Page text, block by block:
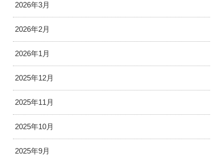
2026年3月
2026年2月
2026年1月
2025年12月
2025年11月
2025年10月
2025年9月